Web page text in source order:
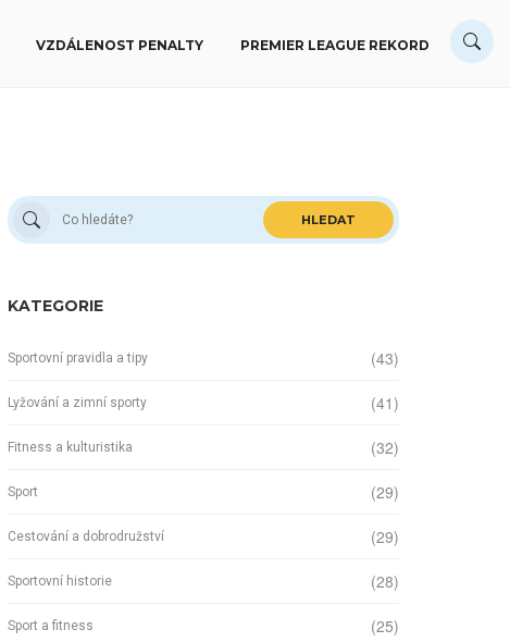
VZDÁLENOST PENALTY PREMIER LEAGUE REKORD
HLEDAT
KATEGORIE
Sportovní pravidla a tipy (43)
Lyžování a zimní sporty (41)
Fitness a kulturistika (32)
Sport (29)
Cestování a dobrodružství (29)
Sportovní historie (28)
Sport a fitness (25)